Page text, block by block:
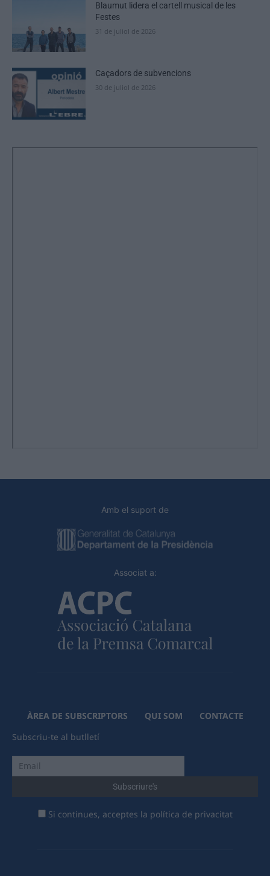
Blaumut lidera el cartell musical de les
Festes
31 de juliol de 2026
Caçadors de subvencions
30 de juliol de 2026
Amb el suport de
Associat a:
ÀREA DE SUBSCRIPTORS QUI SOM
CONTACTE
Subscriu-te al butlletí
Si continues, acceptes la política de privacitat